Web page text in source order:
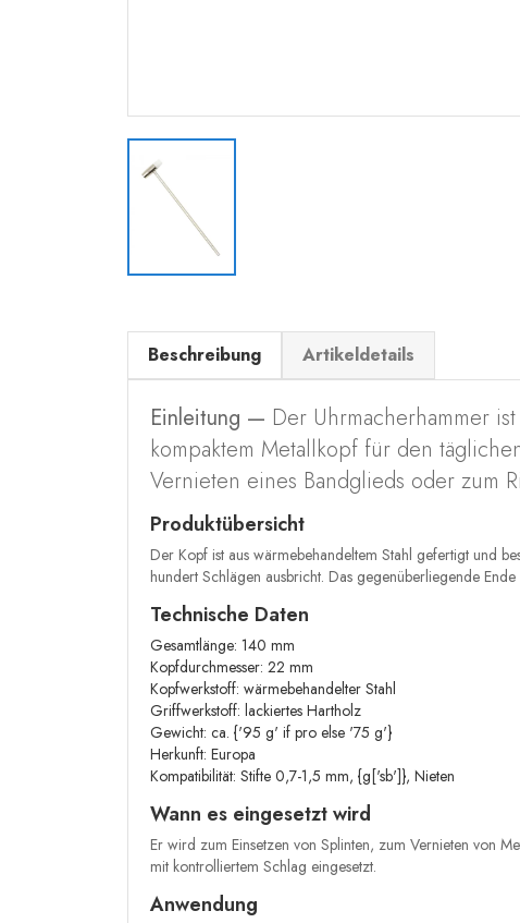
Beschreibung Artikeldetails
Einleitung — Der Uhrmacherhammer
kompaktem Metallkopf für den
Vernieten eines Bandglieds oder zum
Produktübersicht
Der Kopf ist aus wärmebehandeltem Stahl gefertigt und
hundert Schlägen ausbricht. Das gegenüberliegende
Technische Daten
Gesamtlänge: 140 mm
Kopfdurchmesser: 22 mm
Kopfwerkstoff: wärmebehandelter Stahl
Griffwerkstoff: lackiertes Hartholz
Gewicht: ca. {'95 g' if pro else '75 g'}
Herkunft: Europa
Kompatibilität: Stifte 0,7-1,5 mm, {g['sb']}, Nieten
Wann es eingesetzt wird
Er wird zum Einsetzen von Splinten, zum Vernieten von
mit kontrolliertem Schlag eingesetzt.
Anwendung